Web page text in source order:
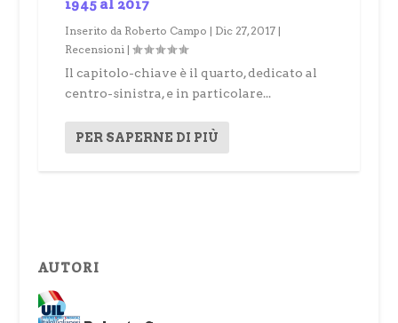
Inserito da Roberto Campo | Dic 27, 2017|
Recensioni |
Il capitolo-chiave è il quarto, dedicato al
centro-sinistra, e in particolare...
PER SAPERNE DI PIÙ
AUTORI